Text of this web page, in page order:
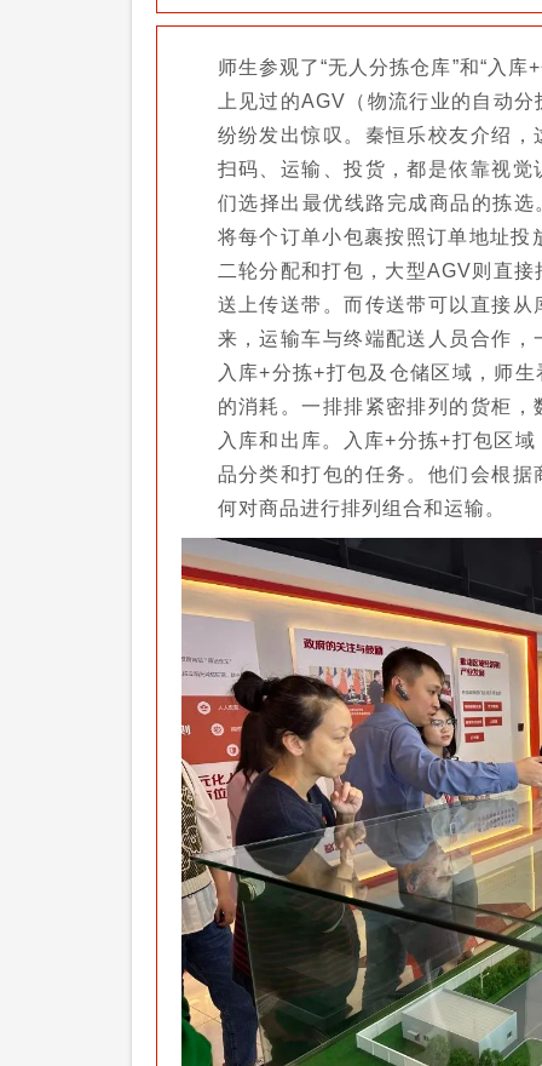
师生参观了“无人分拣仓库”和“入
上见过的AGV（物流行业的自动
纷纷发出惊叹。秦恒乐校友介绍
扫码、运输、投货，都是依靠视
们选择出最优线路完成商品的拣
将每个订单小包裹按照订单地址
二轮分配和打包，大型AGV则直
送上传送带。而传送带可以直接
来，运输车与终端配送人员合作
入库+分拣+打包及仓储区域，师
的消耗。一排排紧密排列的货柜
入库和出库。入库+分拣+打包区
品分类和打包的任务。他们会根
何对商品进行排列组合和运输。